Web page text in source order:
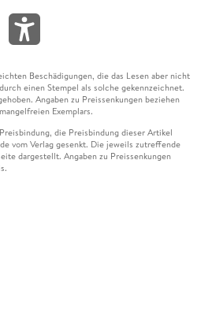
Beschädigungen, die das Lesen aber nicht
einen Stempel als solche gekennzeichnet.
Angaben zu Preissenkungen beziehen
Exemplars.
die Preisbindung dieser Artikel
vom Verlag gesenkt. Die jeweils zutreffende
dargestellt. Angaben zu Preissenkungen